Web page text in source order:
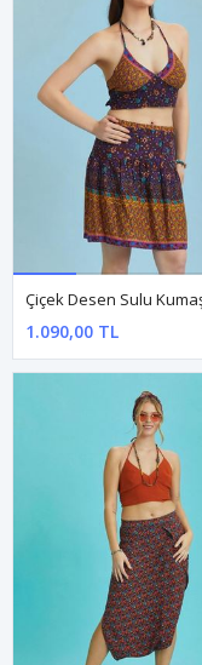
1.090,00 TL